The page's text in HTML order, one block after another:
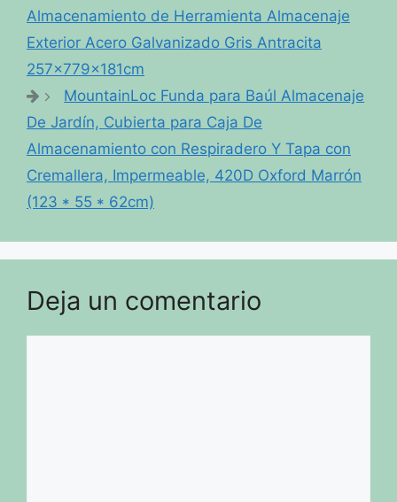
Almacenamiento de Herramienta Almacenaje
Exterior Acero Galvanizado Gris Antracita
257x779x181cm
MountainLoc Funda para Baúl Almacenaje
De Jardín, Cubierta para Caja De
Almacenamiento con Respiradero Y Tapa con
Cremallera, Impermeable, 420D Oxford Marrón
(123 * 55 * 62cm)
Deja un comentario